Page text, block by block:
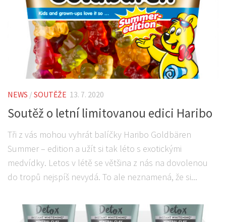
NEWS / SOUTĚŽE 13. 7. 2020
Soutěž o letní limitovanou edici Haribo
Tři z vás mohou vyhrát balíčky Haribo Goldbären
Summer – edition a užít si tak léto s exotickými
medvídky. Letos v létě se většina z nás na dovolenou
do tropů nejspíš nevydá. To ale neznamená, že si...